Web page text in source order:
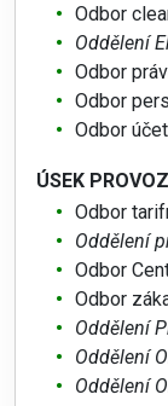
Odbor
Oddělení
Odbor
Odbor
Odbor
ÚSEK
Odbor
Oddělení
Odbor
Odbor
Oddělení
Oddělení
Oddělení